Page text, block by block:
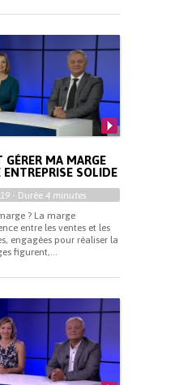
GÉRER MA MARGE
SOLIDE
- Durée 4 minutes
? La marge
entre les ventes et les
engagées pour réaliser la
figurent,...